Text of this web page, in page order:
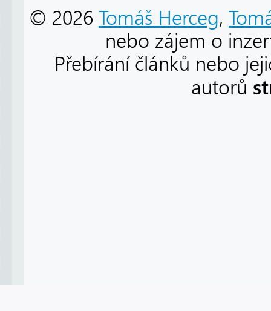
© 2026 Tomáš Herceg,
nebo zájem o
Přebírání článků nebo
autorů